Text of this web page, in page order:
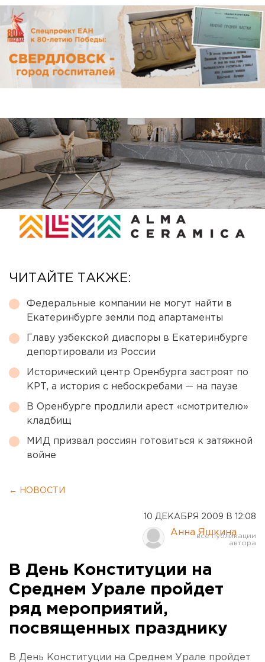
ЧИТАЙТЕ ТАКЖЕ:
Федеральные компании не могут найти в
Екатеринбурге земли под апартаменты
Главу узбекской диаспоры в Екатеринбурге
депортировали из России
Исторический центр Оренбурга застроят по
КРТ, а история с небоскребами — на паузе
В Оренбурге продлили арест «смотрителю»
кладбищ
МИД призвал россиян готовиться к затяжной
войне
← НОВОСТИ
10 ДЕКАБРЯ 2009 В 12:08
Анна Яшкина
В День Конституции на
Среднем Урале пройдет
ряд мероприятий,
посвященных празднику
В День Конституции на Среднем Урале пройдет